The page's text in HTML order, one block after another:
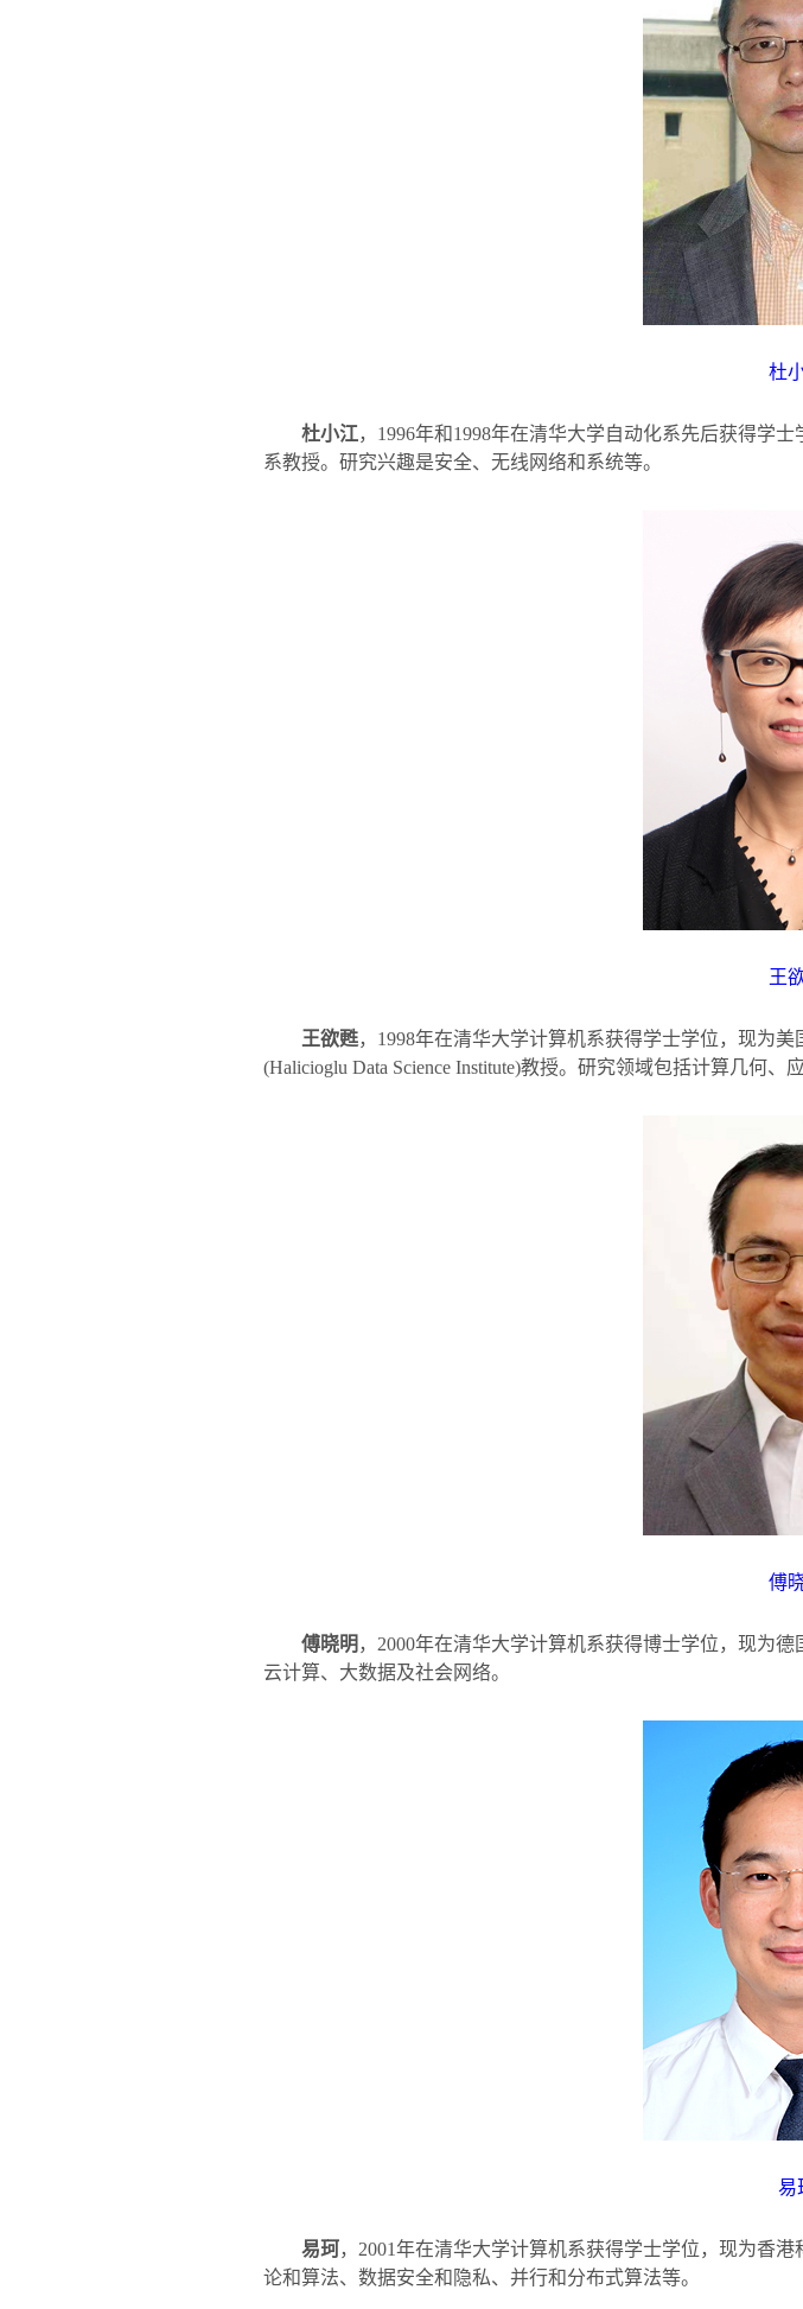
杜
杜小江， 1996年和1998年在清华大学自动化系先后获得学
系教授。研究兴趣是安全、无线网络和系统等。
王
王欲甦， 1998年在清华大学计算机系获得学士学位，现为
(Halicioglu Data Science Institute)教授。研究领域包括计算几何、
傅
傅晓明 ， 2000年在清华大学计算机系获得博士学位，现为德
云计算、大数据及社会网络。
易
易珂， 2001年在清华大学计算机系获得学士学位，现为香
论和算法、数据安全和隐私、并行和分布式算法等。